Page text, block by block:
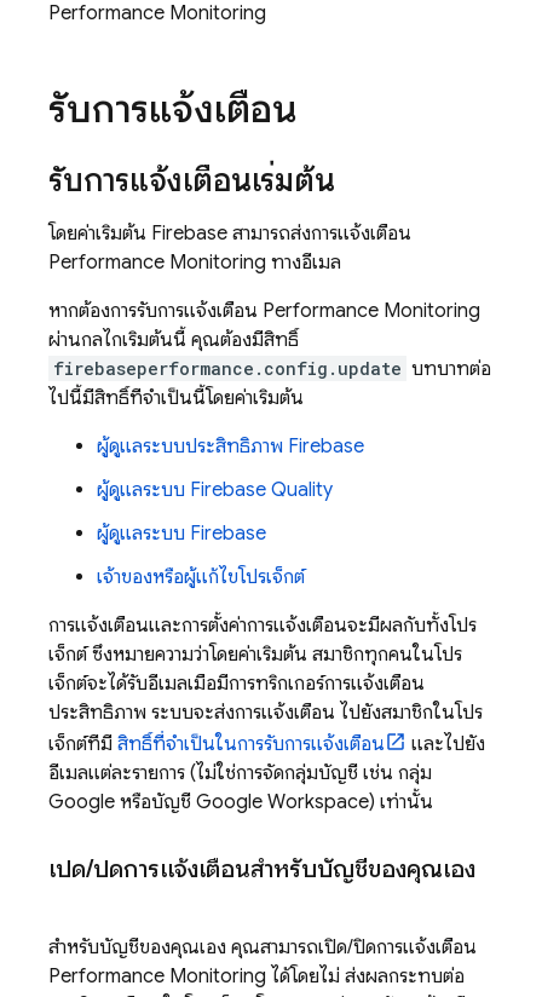
Performance Monitoring
รับการแจ้งเตือน
รับการแจ้งเตือนเริ่มต้น
โดยค่าเริ่มต้น Firebase สามารถส่งการแจ้งเตือน
Performance Monitoring ทางอีเมล
หากต้องการรับการแจ้งเตือน Performance Monitoring
ผ่านกลไกเริ่มต้นนี้ คุณต้องมีสิทธิ์
firebaseperformance.config.update บทบาทต่อ
ไปนี้มีสิทธิ์ที่จำเป็นนี้โดยค่าเริ่มต้น
ผู้ดูแลระบบประสิทธิภาพ Firebase
ผู้ดูแลระบบ Firebase Quality
ผู้ดูแลระบบ Firebase
เจ้าของหรือผู้แก้ไขโปรเจ็กต์
การแจ้งเตือนและการตั้งค่าการแจ้งเตือนจะมีผลกับทั้งโปร
เจ็กต์ ซึ่งหมายความว่าโดยค่าเริ่มต้น สมาชิกทุกคนในโปร
เจ็กต์จะได้รับอีเมลเมื่อมีการทริกเกอร์การแจ้งเตือน
ประสิทธิภาพ ระบบจะส่งการแจ้งเตือน ไปยังสมาชิกในโปร
เจ็กต์ที่มี สิทธิ์ที่จำเป็นในการรับการแจ้งเตือน
และไปยัง
อีเมลแต่ละรายการ (ไม่ใช่การจัดกลุ่มบัญชี เช่น กลุ่ม
Google หรือบัญชี Google Workspace) เท่านั้น
เปิด/ปิดการแจ้งเตือนสำหรับบัญชีของคุณเอง
สำหรับบัญชีของคุณเอง คุณสามารถเปิด/ปิดการแจ้งเตือน
Performance Monitoring ได้โดยไม่ ส่งผลกระทบต่อ